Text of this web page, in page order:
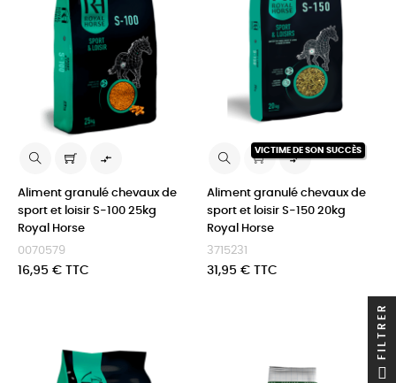

Aliment granulé chevaux de
sport et loisir S-100 25kg
Royal Horse
0070579
Prix
16,95 € TTC
VICTIME DE SON SUCCÈS

Aliment granulé chevaux de
sport et loisir S-150 20kg
Royal Horse
3715231
Prix
31,95 € TTC
FILTRER